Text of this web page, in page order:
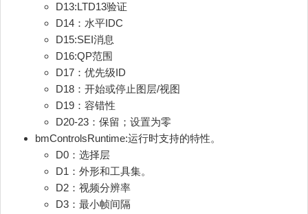
D13:LTD13验证
D14：水平IDC
D15:SEI消息
D16:QP范围
D17：优先级ID
D18：开始或停止图层/视图
D19：容错性
D20-23：保留；设置为零
bmControlsRuntime:运行时支持的特性。
D0：选择层
D1：外形和工具集。
D2：视频分辨率
D3：最小帧间隔